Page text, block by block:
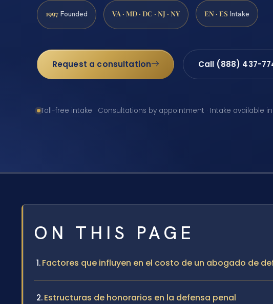
1997 Founded VA · MD · DC · NJ · NY EN · ES Intake
Request a consultation Call (888) 437-
Toll-free intake · Consultations by appointment · Intake available
ON THIS PAGE
Factores que influyen en el costo de un abogado de
Estructuras de honorarios en la defensa penal